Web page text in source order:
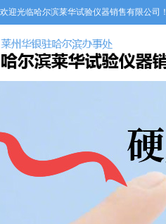
欢迎光临哈尔滨莱华试验仪器销售有限公司！